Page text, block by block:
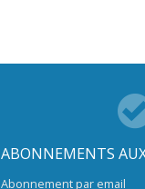
ABONNEMENTS
Abonnement par email